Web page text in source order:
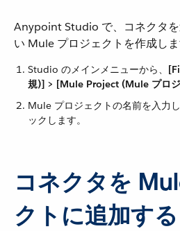
Anypoint Studio で、コネクタ
い Mule プロジェクトを作成しま
Studio のメインメニューから、​
規)] > [Mule Project (Mule プロ
Mule プロジェクトの名前を入力し
ックします。
コネクタを
クトに追加する